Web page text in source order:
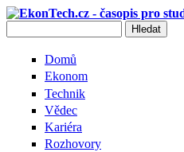
Přejít k hlavnímu obsahu
Domů
Ekonom
Technik
Vědec
Kariéra
Rozhovory